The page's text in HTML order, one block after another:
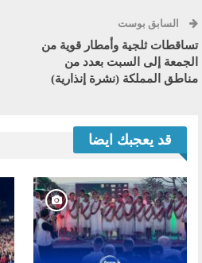
السابق بوست
تساقطات ثلجية وأمطار قوية من
الجمعة إلى السبت بعدد من
مناطق المملكة (نشرة إنذارية)
قد يعجبك ايضا